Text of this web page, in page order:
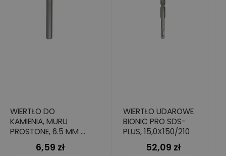
WIERTŁO DO
KAMIENIA, MURU
PROSTONE, 6.5 MM X
60 MM X 100 MM
Cena
6,59 zł
WIERTŁO UDAROWE
BIONIC PRO SDS-
PLUS, 15,0X150/210
Cena
52,09 zł